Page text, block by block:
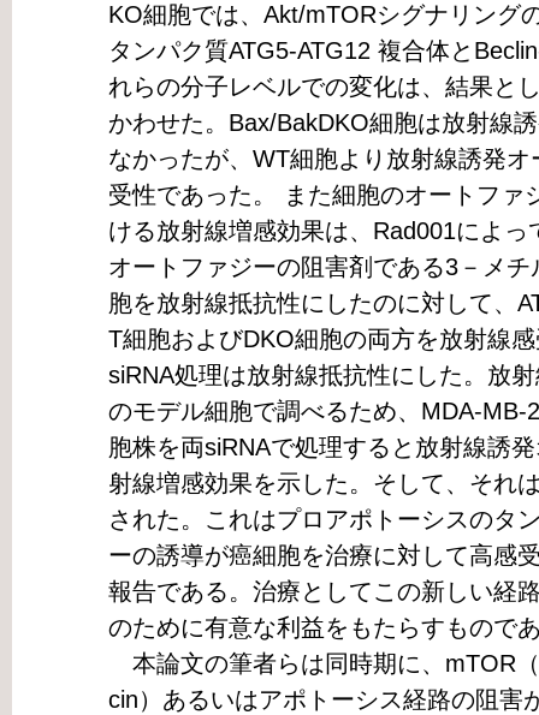
KO細胞では、Akt/mTORシグナリング
タンパク質ATG5-ATG12 複合体と
れらの分子レベルでの変化は、結果と
かわせた。Bax/BakDKO細胞は放射線
なかったが、WT細胞より放射線誘発
受性であった。 また細胞のオートファ
ける放射線増感効果は、Rad001によ
オートファジーの阻害剤である3－メ
胞を放射線抵抗性にしたのに対して、
T細胞およびDKO細胞の両方を放射線
siRNA処理は放射線抵抗性にした。放
のモデル細胞で調べるため、MDA-MB-
胞株を両siRNAで処理すると放射線誘
射線増感効果を示した。そして、それ
された。これはプロアポトーシスのタ
ーの誘導が癌細胞を治療に対して高感
報告である。治療としてこの新しい経
のために有意な利益をもたらすもので
本論文の筆者らは同時期に、mTOR
cin）あるいはアポトーシス経路の阻害